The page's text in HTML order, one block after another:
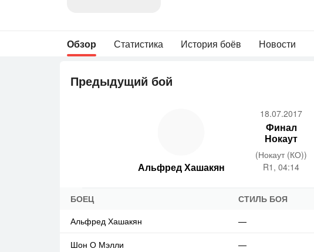
Обзор Статистика История боёв Новости
Предыдущий бой
Альфред Хашакян
18.07.2017
Финал
Нокаут
(Нокаут (КО))
R1, 04:14
БОЕЦ СТИЛЬ БОЯ
Альфред Хашакян
—
Шон О Мэлли
—